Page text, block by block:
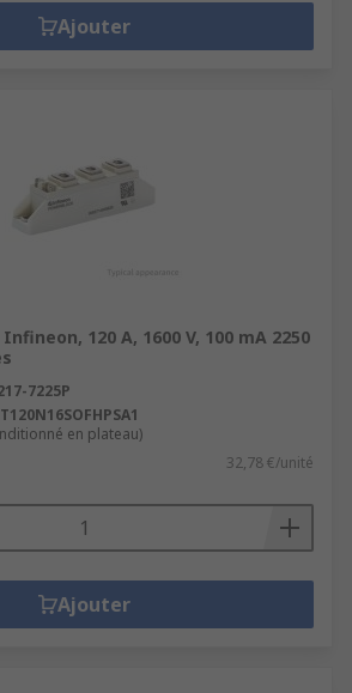
Ajouter
120 A, 1600 V, 100 mA 2250
7225P
en plateau)
32,78 €/unité
Ajouter